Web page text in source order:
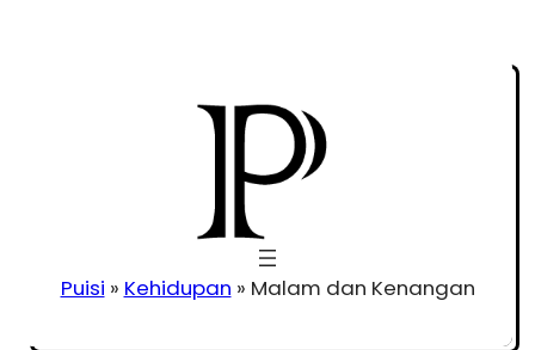
Puisi » Kehidupan » Malam dan Kenangan